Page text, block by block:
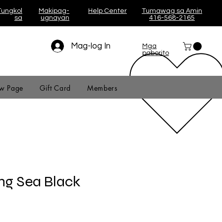
sa
Makipag-
ugnayan
Help Center
Tumawag sa Amin
416-568-2165
Mag-log In
Mga
paborito
Page Gift Card Members
Sea Black